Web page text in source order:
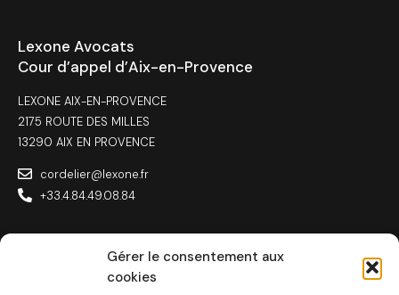
Gérer le consentement aux
cookies
Lexone Avocats
Cour d’appel d’Aix-en-Provence
LEXONE AIX-EN-PROVENCE
2175 ROUTE DES MILLES
13290 AIX EN PROVENCE
cordelier@lexone.fr
+33.4.84.49.08.84